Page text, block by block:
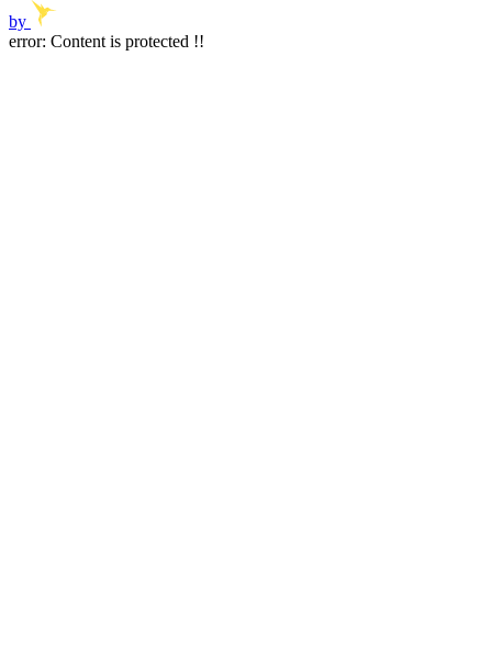
by
error: Content is protected !!